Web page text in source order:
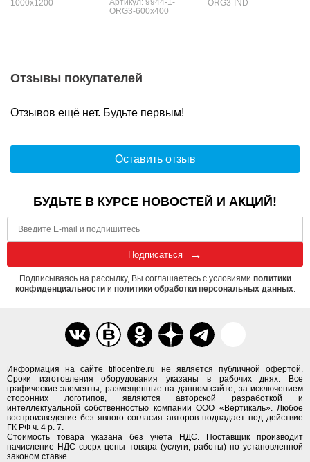
1000x1200
Артикул: 9944-1-
ORG3-600x400
ORG3-IND
Отзывы покупателей
Отзывов ещё нет. Будьте первым!
Оставить отзыв
Информация на сайте tiflocentre.ru не является публичной офертой.
Сроки изготовления оборудования указаны в рабочих днях. Все
графические элементы, размещенные на данном сайте, за исключением
сторонних логотипов, являются авторской разработкой и
интеллектуальной собственностью компании ООО «Вертикаль». Любое
воспроизведение без явного согласия авторов подпадает под действие
ГК РФ ч. 4 р. 7.
Стоимость товара указана без учета НДС. Поставщик производит
начисление НДС сверх цены товара (услуги, работы) по установленной
законом ставке.
БУДЬТЕ В КУРСЕ НОВОСТЕЙ И АКЦИЙ!
Подписаться
Подписываясь на рассылку, Вы соглашаетесь с условиями политики
конфиденциальностии политики обработки персональных данных.